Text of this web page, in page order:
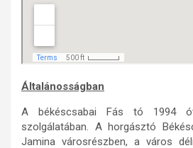
Általánosságban
A békéscsabai Fás tó 1994
szolgálatában. A horgásztó
Jamina városrészben, a város